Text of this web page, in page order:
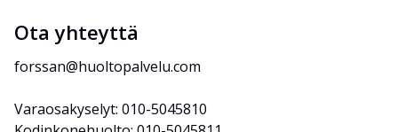
Ota yhteyttä
forssan@huoltopalvelu.com
Varaosakyselyt: 010-5045810